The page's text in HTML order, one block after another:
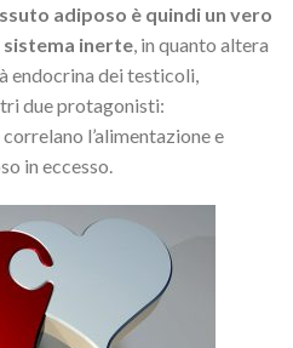
adiposo è quindi un vero
sistema inerte , in quanto altera
endocrina dei testicoli,
due protagonisti:
correlano l’alimentazione e
in eccesso.